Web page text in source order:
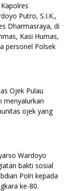
Putro, S.I.K.,
Dharmasraya, di
Kasi Humas,
personel Polsek
Ojek Pulau
menyalurkan
ojek yang
Wardoyo
bakti sosial
Polri kepada
ke-80.